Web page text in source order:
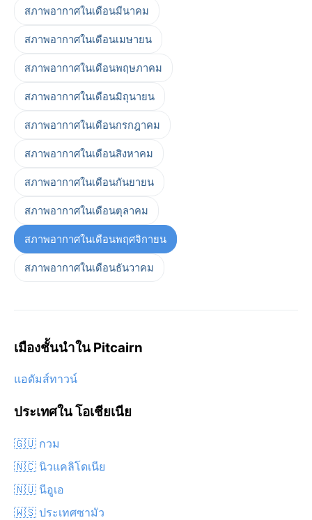
สภาพอากาศในเดือนมีนาคม
สภาพอากาศในเดือนเมษายน
สภาพอากาศในเดือนพฤษภาคม
สภาพอากาศในเดือนมิถุนายน
สภาพอากาศในเดือนกรกฎาคม
สภาพอากาศในเดือนสิงหาคม
สภาพอากาศในเดือนกันยายน
สภาพอากาศในเดือนตุลาคม
สภาพอากาศในเดือนพฤศจิกายน
สภาพอากาศในเดือนธันวาคม
เมืองชั้นนำใน Pitcairn
แอดัมส์ทาวน์
ประเทศใน โอเชียเนีย
🇬🇺 กวม
🇳🇨 นิวแคลิโดเนีย
🇳🇺 นีอูเอ
🇼🇸 ประเทศซามัว